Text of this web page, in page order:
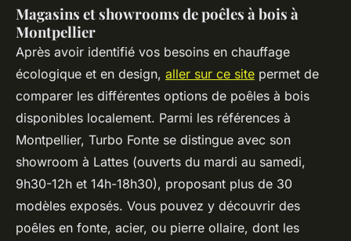
Magasins et showrooms de poêles à bois à
Montpellier
Après avoir identifié vos besoins en chauffage
écologique et en design, aller sur ce site permet de
comparer les différentes options de poêles à bois
disponibles localement. Parmi les références à
Montpellier, Turbo Fonte se distingue avec son
showroom à Lattes (ouverts du mardi au samedi,
9h30-12h et 14h-18h30), proposant plus de 30
modèles exposés. Vous pouvez y découvrir des
poêles en fonte, acier, ou pierre ollaire, dont les